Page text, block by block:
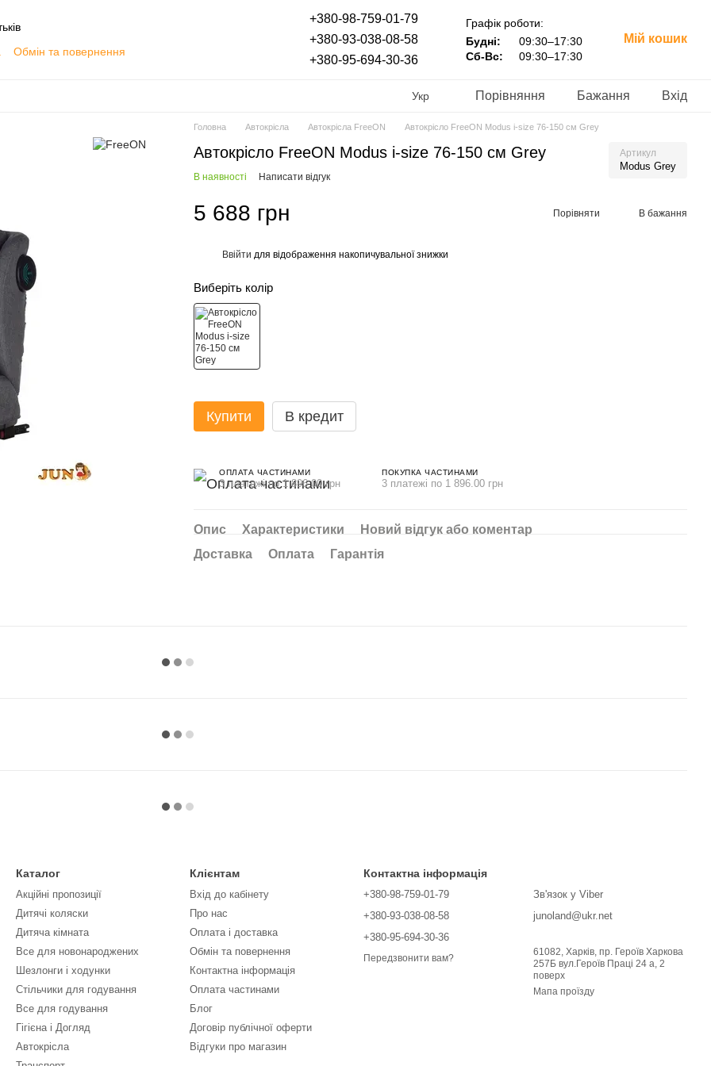
Обмін та повернення
+380-98-759-01-79
+380-93-038-08-58
+380-95-694-30-36
Графік роботи:
Будні:
09:30–17:30
Сб-Вс:
09:30–17:30
Мій кошик
Укр Порівняння Бажання Вхід
Головна Автокрісла Автокрісла FreeON Автокрісло FreeON Modus i-size 76-150 см Grey
Автокрісло FreeON Modus i-size 76-150 см Grey Артикул
Modus Grey
В наявності Написати відгук
5 688 грн Порівняти В бажання
Ввійти для відображення накопичувальної знижки
Виберіть колір
Купити В кредит
ОПЛАТА ЧАСТИНАМИ
3 платежі по 1 896.00 грн
ПОКУПКА ЧАСТИНАМИ
3 платежі по 1 896.00 грн
Опис Характеристики
Новий відгук або коментар
Доставка
Оплата Гарантія
Каталог
Акційні пропозиції
Дитячі коляски
Дитяча кімната
Все для новонароджених
Шезлонги і ходунки
Стільчики для годування
Все для годування
Гігієна і Догляд
Автокрісла
Клієнтам
Вхід до кабінету
Про нас
Оплата і доставка
Обмін та повернення
Контактна інформація
Оплата частинами
Блог
Договір публічної оферти
Відгуки про магазин
Контактна інформація
+380-98-759-01-79
+380-93-038-08-58
+380-95-694-30-36
Передзвонити вам?
Зв'язок у Viber
junoland@ukr.net
61082, Харків, пр. Героїв Харкова
257Б вул.Героїв Праці 24 а, 2
поверх
Мапа проїзду